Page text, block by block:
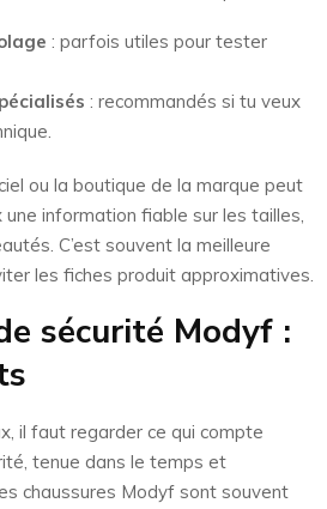
: parfois utiles pour tester
: recommandés si tu veux
ou la boutique de la marque peut
information fiable sur les tailles,
C’est souvent la meilleure
les fiches produit approximatives.
sécurité Modyf :
il faut regarder ce qui compte
tenue dans le temps et
chaussures Modyf sont souvent